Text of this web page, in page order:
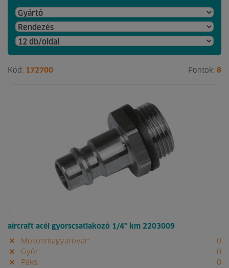
Kód: 172700 Pontok: 8
aircraft acél gyorscsatlakozó 1/4" km 2203009
Mosonmagyaróvár:
0
Győr:
0
Paks:
0